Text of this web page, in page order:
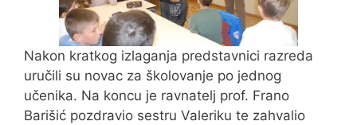
Nakon kratkog izlaganja predstavnici razreda
uručili su novac za školovanje po jednog
učenika. Na koncu je ravnatelj prof. Frano
Barišić pozdravio sestru Valeriku te zahvalio